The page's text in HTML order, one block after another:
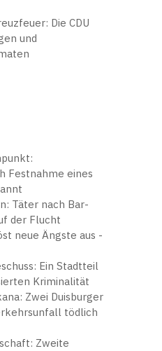
Die CDU
und
Festnahme eines
Täter nach Bar-
der Flucht
neue Ängste aus -
Ein Stadtteil
Kriminalität
Zwei Duisburger
tödlich
Zweite